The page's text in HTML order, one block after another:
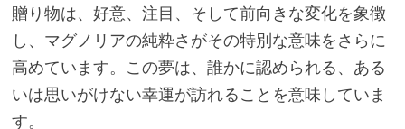
贈り物は、好意、注目、そして前向きな変化を象徴
し、マグノリアの純粋さがその特別な意味をさらに
高めています。この夢は、誰かに認められる、ある
いは思いがけない幸運が訪れることを意味していま
す。